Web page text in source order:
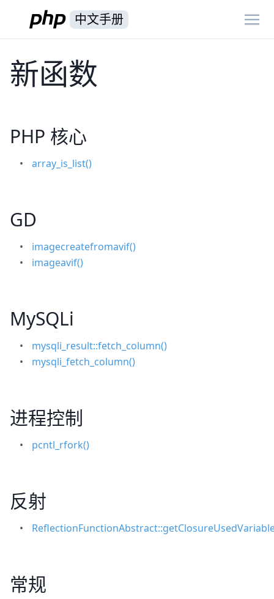
中文手册
新函数
PHP 核心
array_is_list()
GD
imagecreatefromavif()
imageavif()
MySQLi
mysqli_result::fetch_column()
mysqli_fetch_column()
进程控制
pcntl_rfork()
反射
常规